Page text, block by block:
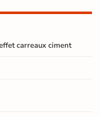
carreaux ciment